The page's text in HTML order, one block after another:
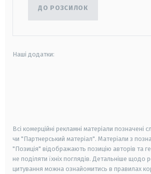
ДО РОЗСИЛОК
Наші додатки:
Всі комерційні рекламні матеріали позначені
чи "Партнерський матеріал". Матеріали з
"Позиція" відображають позицію авторів та
не поділяти їхніх поглядів. Детальніше щодо
цитування можна ознайомитись в правилах